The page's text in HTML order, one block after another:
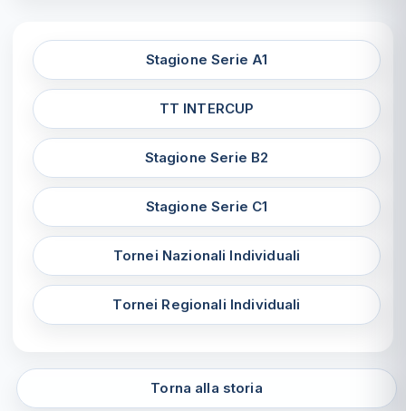
Stagione Serie A1
TT INTERCUP
Stagione Serie B2
Stagione Serie C1
Tornei Nazionali Individuali
Tornei Regionali Individuali
Torna alla storia